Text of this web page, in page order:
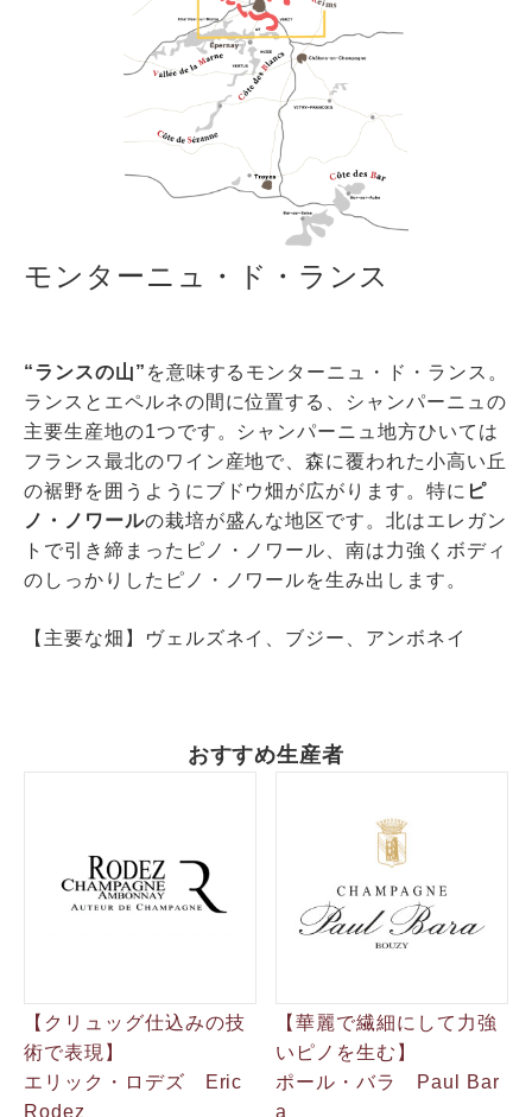
モンターニュ・ド・ランス
“ランスの山” を意味するモンターニュ・ド・ランス。
ランスとエペルネの間に位置する、シャンパーニュの
主要生産地の1つです。シャンパーニュ地方ひいては
フランス最北のワイン産地で、森に覆われた小高い丘
の裾野を囲うようにブドウ畑が広がります。特に ピ
ノ・ノワールの栽培が盛んな地区です。北はエレガン
トで引き締まったピノ・ノワール、南は力強くボディ
のしっかりしたピノ・ノワールを生み出します。
【主要な畑】ヴェルズネイ、ブジー、アンボネイ
おすすめ生産者
【クリュッグ仕込みの技
術で表現】
エリック・ロデズ Eric
Rodez
【華麗で繊細にして力強
いピノを生む】
ポール・バラ Paul Bar
a